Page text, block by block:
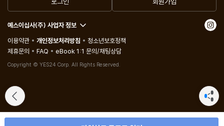
예스이십사(주) 사업자 정보
이용약관
개인정보처리방침
청소년보호정책
제휴문의
FAQ eBook 1:1 문의/채팅상담
Copyright © YES24 Corp. All Rights Reserved.